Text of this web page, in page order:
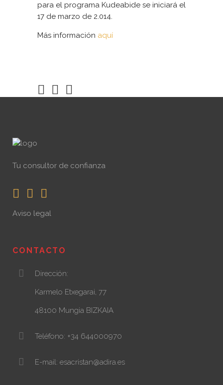
para el programa Kudeabide se iniciará el
17 de marzo de 2.014.
Más información aquí
Tu consultor de confianza
Aviso legal
CONTACTO
Dirección:
Karmelo Etxegarai, 77
48100 Mungia BIZKAIA
Teléfono: +34 644000970
E-mail: esacristan@adira.es